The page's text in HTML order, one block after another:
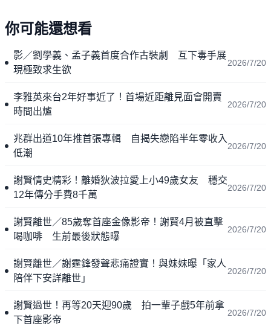
你可能還想看
影／劉學義、孟子義首度合作古裝劇 互下毒手展
現極致求生欲
2026/7/20
李雅英來台2年好事近了！首場近距離見面會開賣
時間出爐
2026/7/20
兆群出道10年推首張專輯 自揭失戀陷半年零收入
低潮
2026/7/20
謝賢情史精彩！離婚狄波拉愛上小49歲女友 穩交
12年傳分手費8千萬
2026/7/20
謝賢離世／85歲奪首座金像影帝！謝賢4月被直擊
喝咖啡 生前最後狀態曝
2026/7/20
謝賢離世／謝霆鋒發聲悲痛證實！與妹妹曝「家人
陪伴下安詳離世」
2026/7/20
謝賢過世！再等20天迎90歲 拍一輩子戲5年前拿
下首座影帝
2026/7/20